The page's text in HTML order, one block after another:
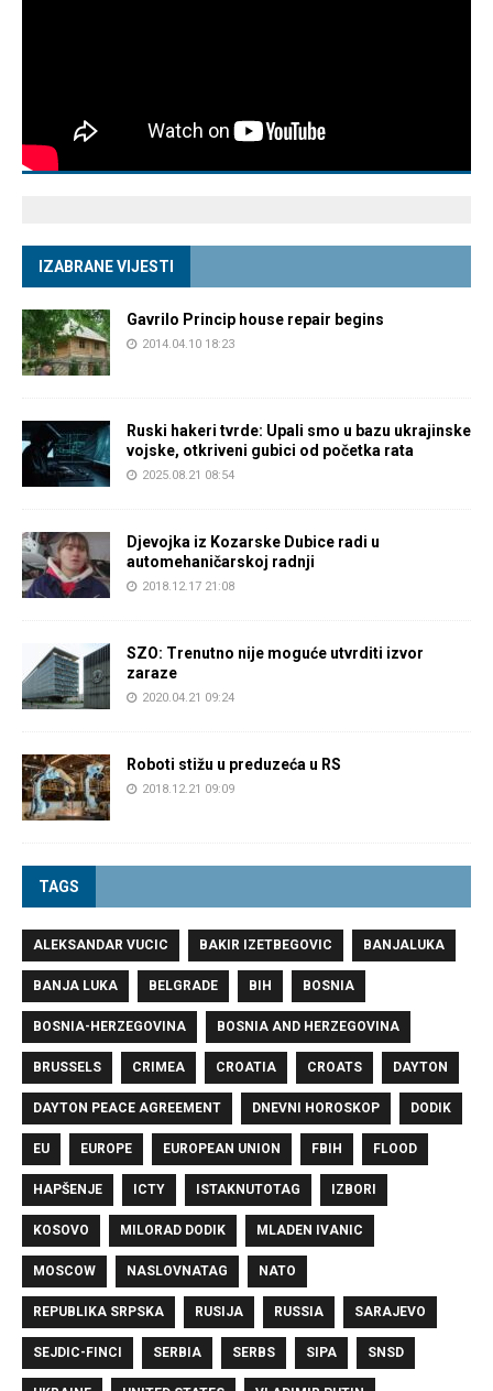
IZABRANE VIJESTI
Gavrilo Princip house repair begins
2014.04.10 18:23
Ruski hakeri tvrde: Upali smo u bazu ukrajinske
vojske, otkriveni gubici od početka rata
2025.08.21 08:54
Djevojka iz Kozarske Dubice radi u
automehaničarskoj radnji
2018.12.17 21:08
SZO: Trenutno nije moguće utvrditi izvor
zaraze
2020.04.21 09:24
Roboti stižu u preduzeća u RS
2018.12.21 09:09
TAGS
ALEKSANDAR VUCIC BAKIR IZETBEGOVIC BANJALUKA
BANJA LUKA BELGRADE BIH BOSNIA
BOSNIA-HERZEGOVINA BOSNIA AND HERZEGOVINA
BRUSSELS CRIMEA CROATIA CROATS DAYTON
DAYTON PEACE AGREEMENT DNEVNI HOROSKOP DODIK
EU EUROPE EUROPEAN UNION FBIH FLOOD
HAPŠENJE ICTY ISTAKNUTOTAG IZBORI
KOSOVO MILORAD DODIK MLADEN IVANIC
MOSCOW NASLOVNATAG NATO
REPUBLIKA SRPSKA RUSIJA RUSSIA SARAJEVO
SEJDIC-FINCI SERBIA SERBS SIPA SNSD